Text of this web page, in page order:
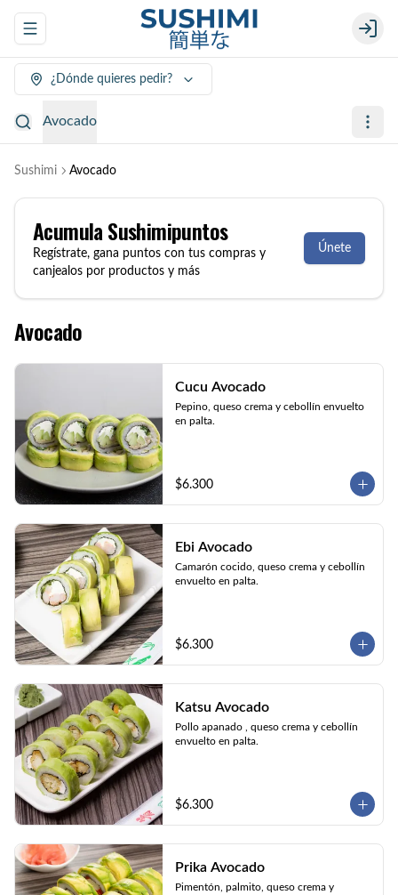
Abrir menu de navegación Login
¿Dónde quieres pedir?
Avocado
Sushimi Avocado
AcumulaSushimipuntos
Regístrate, gana puntos con tus compras y
canjealos por productos y más
Únete
Avocado
Cucu Avocado
Pepino, queso crema y cebollín envuelto
en palta.
$6.300
Ebi Avocado
Camarón cocido, queso crema y cebollín
envuelto en palta.
$6.300
Katsu Avocado
Pollo apanado , queso crema y cebollín
envuelto en palta.
$6.300
Prika Avocado
Pimentón, palmito, queso crema y